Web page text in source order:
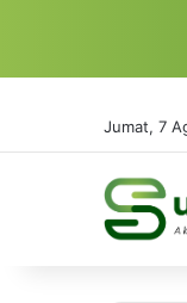
Jumat, 7